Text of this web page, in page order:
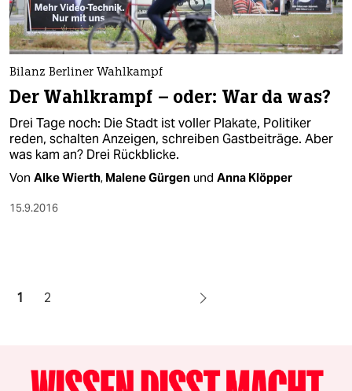
Bilanz Berliner Wahlkampf
Der Wahlkrampf – oder: War da was?
Drei Tage noch: Die Stadt ist voller Plakate, Politiker
reden, schalten Anzeigen, schreiben Gastbeiträge. Aber
was kam an? Drei Rückblicke.
Von Alke Wierth, Malene Gürgen und Anna Klöpper
15.9.2016
1 2